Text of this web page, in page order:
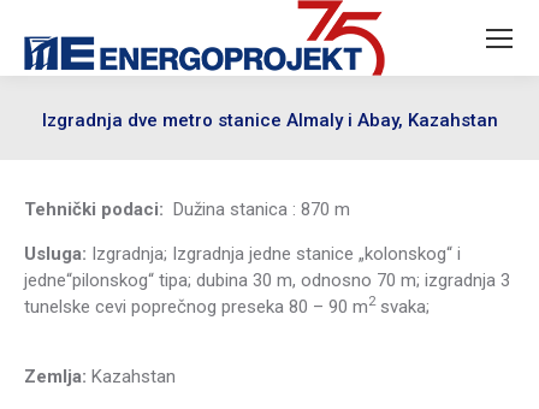
Izgradnja dve metro stanice Almaly i Abay, Kazahstan
Tehnički podaci: Dužina stanica : 870 m
Usluga: Izgradnja; Izgradnja jedne stanice „kolonskog“ i
jedne“pilonskog“ tipa; dubina 30 m, odnosno 70 m; izgradnja 3
tunelske cevi poprečnog preseka 80 – 90 m2svaka;
Zemlja: Kazahstan